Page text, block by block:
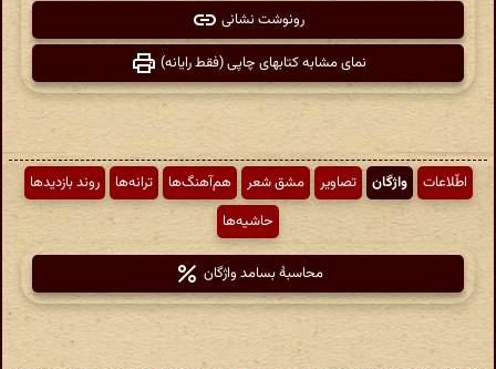
رونوشت نشانی
نمای مشابه کتابهای چاپی (فقط رایانه)
اطّلاعات واژگان تصاویر مشق شعر هم‌آهنگ‌ها ترانه‌ها
روند بازدیدها
حاشیه‌ها
محاسبهٔ بسامد واژگان